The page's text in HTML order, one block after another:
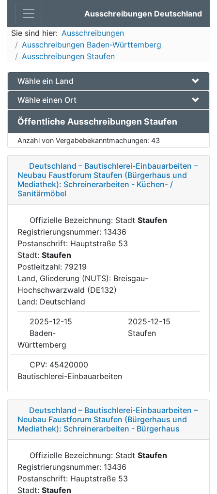
Ausschreibungen Deutschland
Sie sind hier: Ausschreibungen
Ausschreibungen Baden-Württemberg
Ausschreibungen Staufen
Wähle ein Land
Wähle einen Ort
Öffentliche Ausschreibungen Staufen
Anzahl von Vergabebekanntmachungen: 43
Deutschland – Bautischlerei-Einbauarbeiten –
Neubau Faustforum Staufen (Bürgerhaus und
Mediathek): Schreinerarbeiten - Küchen- /
Sanitärmöbel
Offizielle Bezeichnung: Stadt Staufen
Registrierungsnummer: 13436
Postanschrift: Hauptstraße 53
Stadt: Staufen
Postleitzahl: 79219
Land, Gliederung (NUTS): Breisgau-
Hochschwarzwald (DE132)
Land: Deutschland
2025-12-15
2025-12-15
Baden-
Württemberg
Staufen
CPV: 45420000
Bautischlerei-Einbauarbeiten
Deutschland – Bautischlerei-Einbauarbeiten –
Neubau Faustforum Staufen (Bürgerhaus und
Mediathek): Schreinerarbeiten - Bürgerhaus
Offizielle Bezeichnung: Stadt Staufen
Registrierungsnummer: 13436
Postanschrift: Hauptstraße 53
Stadt: Staufen